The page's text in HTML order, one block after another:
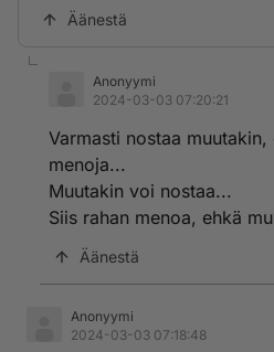
Äänestä
Anonyymi
2024-03-03 07:20:21
Varmasti nostaa
menoja...
Muutakin voi nostaa...
Siis rahan menoa, ehkä
Äänestä
Anonyymi
2024-03-03 07:18:48